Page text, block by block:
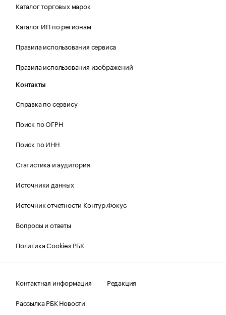
Каталог торговых марок
Каталог ИП по регионам
Правила использования сервиса
Правила использования изображений
Контакты
Справка по сервису
Поиск по ОГРН
Поиск по ИНН
Статистика и аудитория
Источники данных
Источник отчетности Контур.Фокус
Вопросы и ответы
Политика Cookies РБК
Контактная информация
Редакция
Рассылка РБК Новости